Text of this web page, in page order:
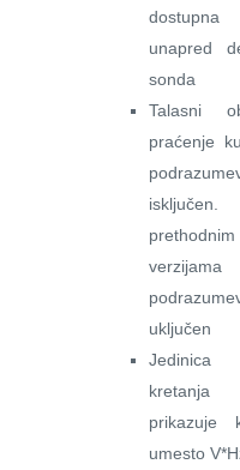
unapred
sonda
Talasni
praćenje
prethodnim
uključen
Jedinica
prikazuje
umesto